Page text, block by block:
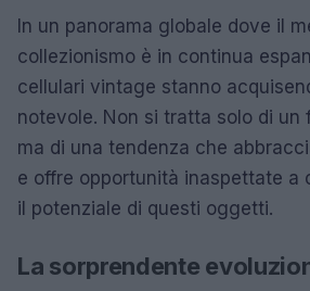
In un panorama globale dove il
collezionismo è in continua
cellulari vintage stanno
notevole. Non si tratta solo di un
ma di una tendenza che
e offre opportunità inaspettate a
il potenziale di questi oggetti.
La sorprendente